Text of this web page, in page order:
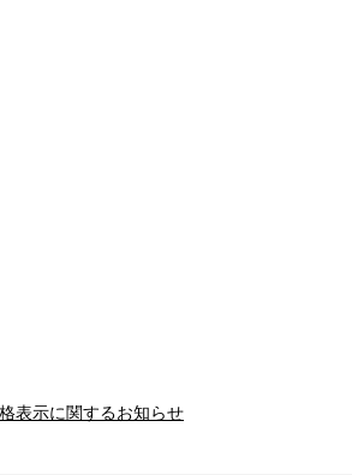
表示に関するお知らせ